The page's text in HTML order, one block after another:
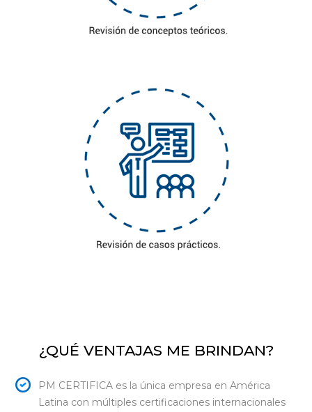
¿QUÉ VENTAJAS ME BRINDAN?
PM CERTIFICA es la única empresa en América
Latina con múltiples certificaciones internacionales